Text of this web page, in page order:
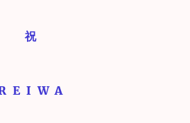
祝
E I W A